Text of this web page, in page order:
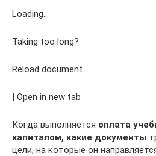
Loading…
Taking too long?
Reload document
| Open in new tab
Когда выполняется оплата
капиталом, какие документы
цели, на которые он